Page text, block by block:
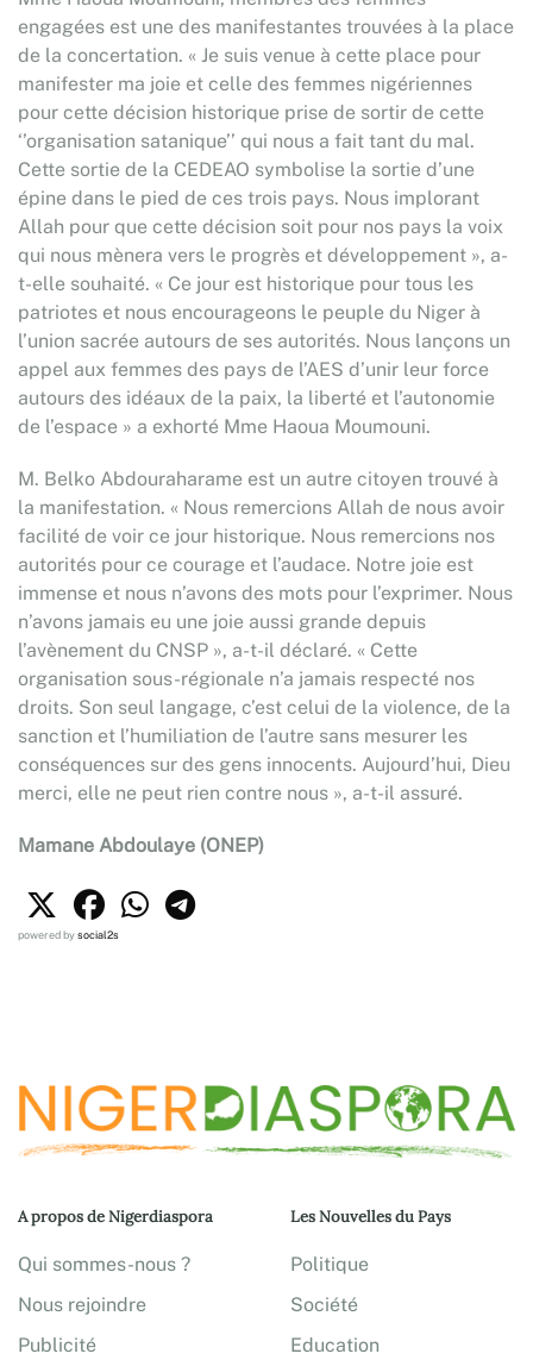
engagées est une des manifestantes trouvées à la place
de la concertation. « Je suis venue à cette place pour
manifester ma joie et celle des femmes nigériennes
pour cette décision historique prise de sortir de cette
‘’organisation satanique’’ qui nous a fait tant du mal.
Cette sortie de la CEDEAO symbolise la sortie d’une
épine dans le pied de ces trois pays. Nous implorant
Allah pour que cette décision soit pour nos pays la voix
qui nous mènera vers le progrès et développement », a-
t-elle souhaité. « Ce jour est historique pour tous les
patriotes et nous encourageons le peuple du Niger à
l’union sacrée autours de ses autorités. Nous lançons un
appel aux femmes des pays de l’AES d’unir leur force
autours des idéaux de la paix, la liberté et l’autonomie
de l’espace » a exhorté Mme Haoua Moumouni.
M. Belko Abdouraharame est un autre citoyen trouvé à
la manifestation. « Nous remercions Allah de nous avoir
facilité de voir ce jour historique. Nous remercions nos
autorités pour ce courage et l’audace. Notre joie est
immense et nous n’avons des mots pour l’exprimer. Nous
n’avons jamais eu une joie aussi grande depuis
l’avènement du CNSP », a-t-il déclaré. « Cette
organisation sous-régionale n’a jamais respecté nos
droits. Son seul langage, c’est celui de la violence, de la
sanction et l’humiliation de l’autre sans mesurer les
conséquences sur des gens innocents. Aujourd’hui, Dieu
merci, elle ne peut rien contre nous », a-t-il assuré.
Mamane Abdoulaye (ONEP)
powered bysocial2s
A propos de Nigerdiaspora
Qui sommes-nous ?
Nous rejoindre
Publicité
Les Nouvelles du Pays
Politique
Société
Education